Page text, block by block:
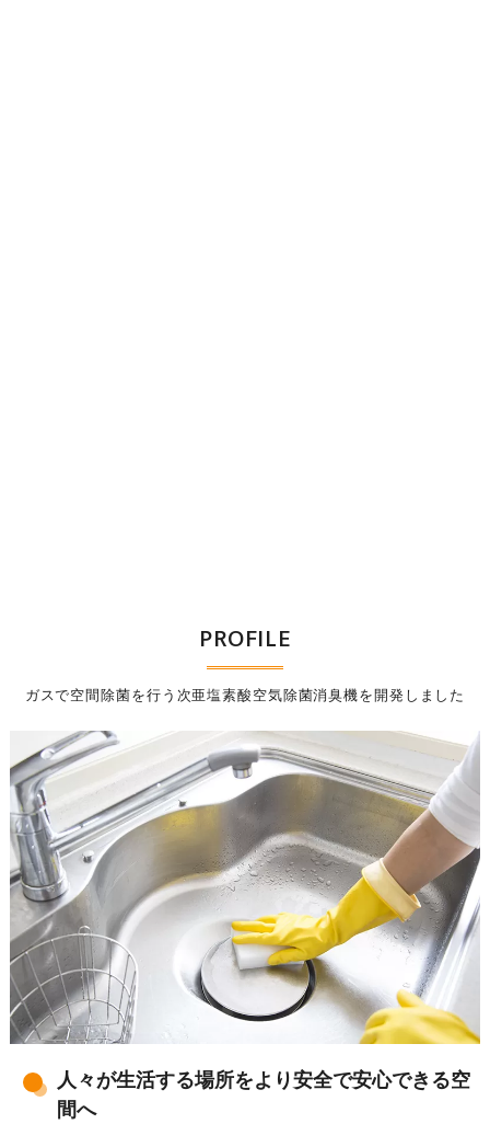
ガスで空間除菌を行う次亜塩素酸空気除菌消臭機を開発しました
PROFILE
人々が生活する場所をより安全で安心できる空
間へ